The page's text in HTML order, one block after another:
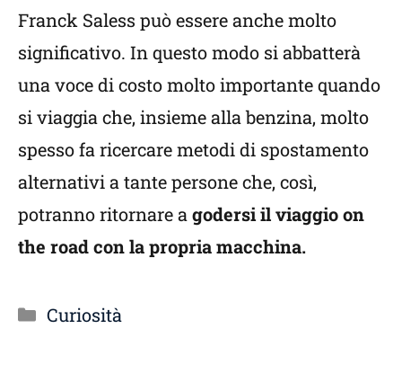
Franck Saless può essere anche molto
significativo. In questo modo si abbatterà
una voce di costo molto importante quando
si viaggia che, insieme alla benzina, molto
spesso fa ricercare metodi di spostamento
alternativi a tante persone che, così,
potranno ritornare a godersi il viaggio on
the road con la propria macchina.
Categorie
Curiosità